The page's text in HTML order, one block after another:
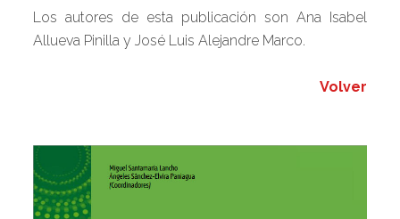
Los autores de esta publicación son Ana Isabel
Allueva Pinilla y José Luis Alejandre Marco.
Volver